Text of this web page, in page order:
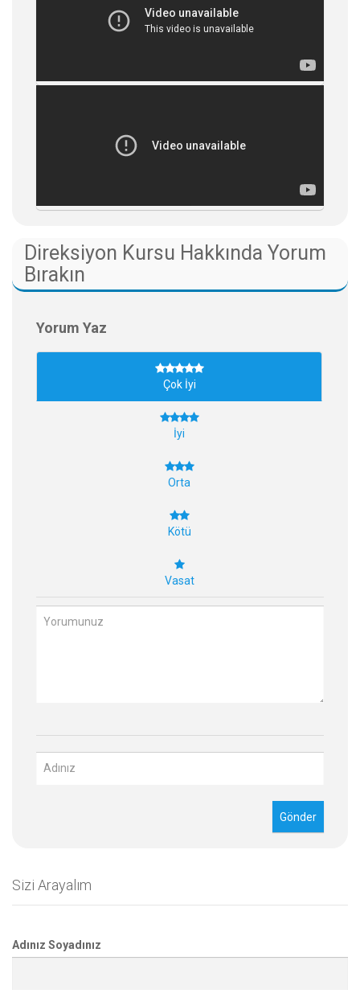
Direksiyon Kursu Hakkında Yorum
Bırakın
Yorum Yaz
Çok İyi
İyi
Orta
Kötü
Vasat
Sizi Arayalım
Adınız Soyadınız